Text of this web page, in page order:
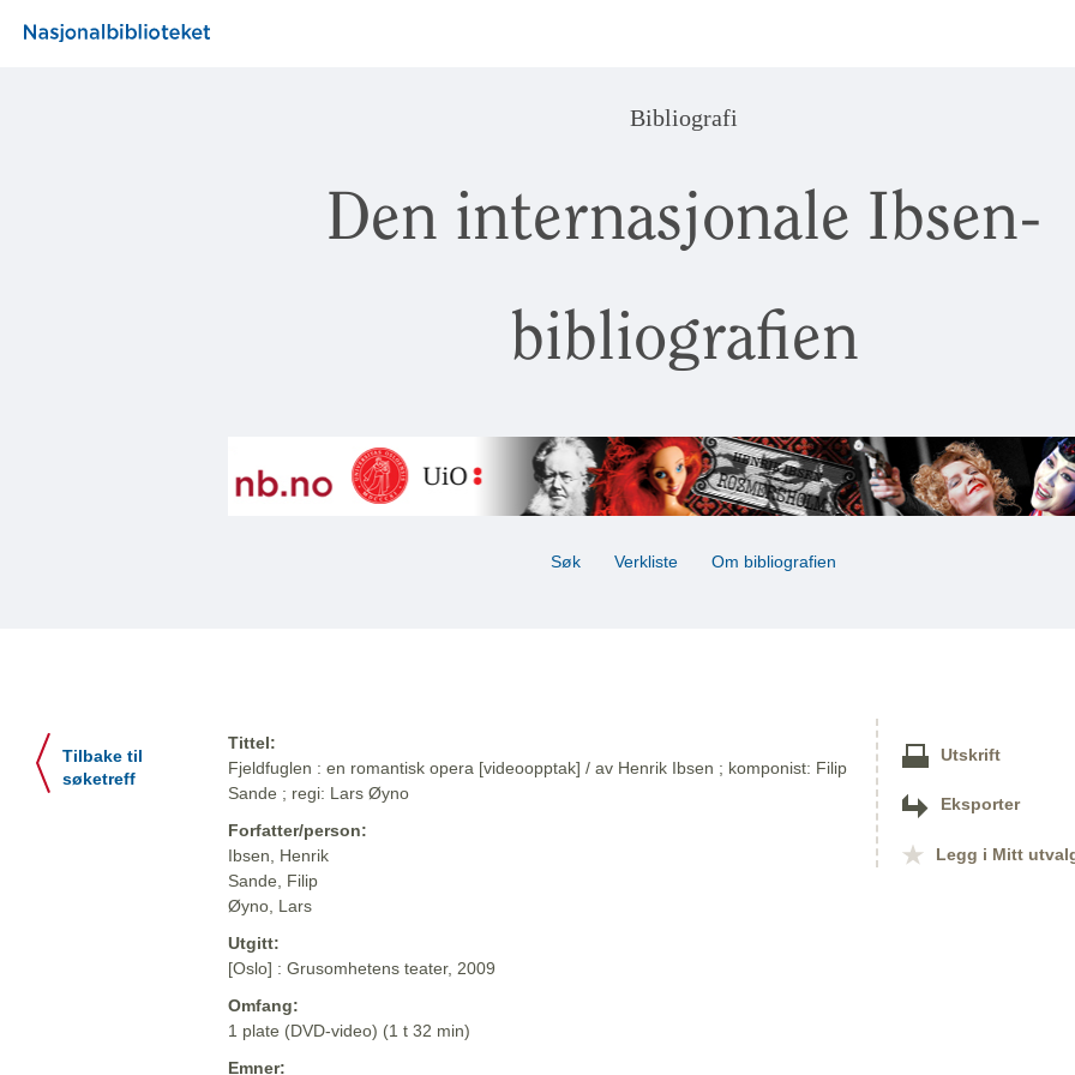
Bibliografi
Den internasjonale Ibsen-
bibliografien
Søk Verkliste Om bibliografien
Tilbake til
søketreff
Tittel:
Fjeldfuglen : en romantisk opera [videoopptak] / av Henrik Ibsen ; komponist: Filip
Sande ; regi: Lars Øyno
Forfatter/person:
Ibsen, Henrik
Sande, Filip
Øyno, Lars
Utgitt:
[Oslo] : Grusomhetens teater, 2009
Omfang:
1 plate (DVD-video) (1 t 32 min)
Emner:
Utskrift
Eksporter
Legg i Mitt